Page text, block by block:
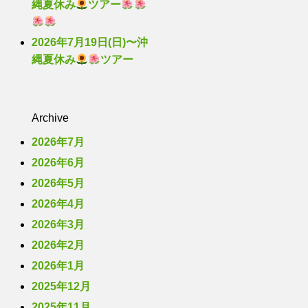
縄夏休み ツアー
2026年7月19日(日)〜沖
縄夏休み
ツアー
Archive
2026年7月
2026年6月
2026年5月
2026年4月
2026年3月
2026年2月
2026年1月
2025年12月